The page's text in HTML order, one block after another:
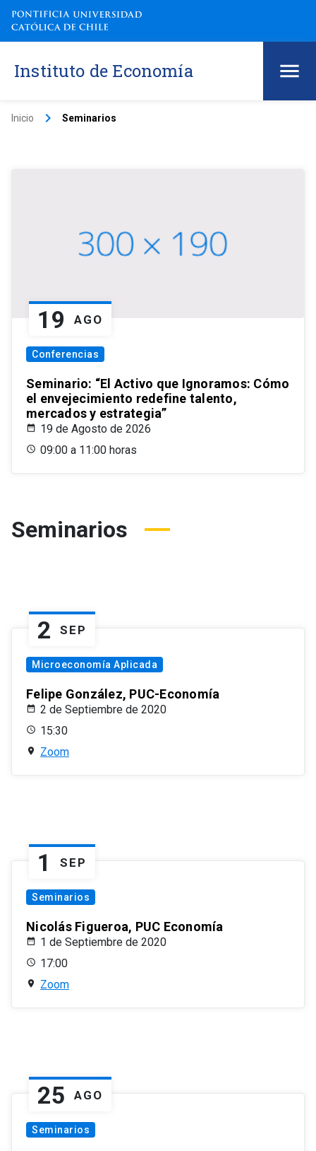
Instituto de Economía
Inicio keyboard_arrow_right Seminarios
19 AGO
Conferencias
Seminario: “El Activo que Ignoramos: Cómo
el envejecimiento redefine talento,
mercados y estrategia”
19 de Agosto de 2026
09:00 a 11:00 horas
Seminarios
2 SEP
Microeconomía Aplicada
Felipe González, PUC-Economía
2 de Septiembre de 2020
15:30
Zoom
1 SEP
Seminarios
Nicolás Figueroa, PUC Economía
1 de Septiembre de 2020
17:00
Zoom
25 AGO
Seminarios